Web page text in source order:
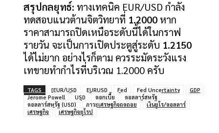
สรุปกลยุทธ์: ทางเทคนิค EUR/USD กำลัง
ทดสอบแนวต้านจิตวิทยาที่ 1.2000 หาก
ราคาสามารถปิดเหนือระดับนี้ได้ในกราฟ
รายวัน จะเป็นการเปิดประตูสู่ระดับ 1.2150
ได้ไม่ยาก อย่างไรก็ตาม ควรระมัดระวังแรง
เทขายทำกำไรที่บริเวณ 1.2000 ครับ
TAGS [EUR/USD EURUSD Fed Fed Uncertainty
GDP
Jerome Powell
USD ดอกเบี้ย
ดอลลาร์สหรัฐ
ดอลลาร์สหรัฐ (USD)
ภาวะเศรษฐกิจถดถอย
เงินยูโร/ดอลลาร์
เศรษฐกิจ
เศรษฐกิจยุโรป